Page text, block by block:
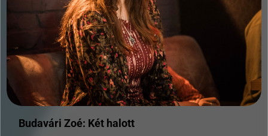
Budavári Zoé: Két halott